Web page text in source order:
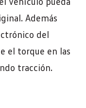
Además
del
el torque en las
tracción.